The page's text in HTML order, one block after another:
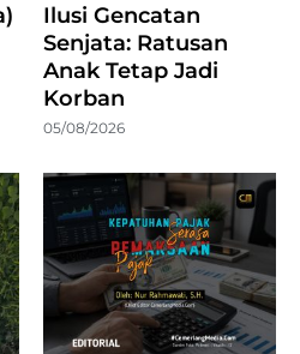
Ilusi Gencatan
Senjata: Ratusan
Anak Tetap Jadi
Korban
05/08/2026